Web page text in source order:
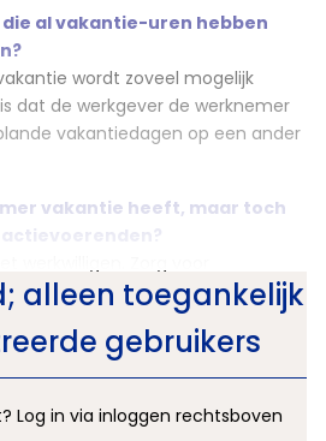
al vakantie-uren hebben
wordt zoveel mogelijk
dat de werkgever de werknemer
vakantiedagen op een ander
vakantie heeft, maar toch
sms en noteer in het dossier.
dat geval ingetrokken en
alleen toegankelijk
gebruikers
Log in via inloggen rechtsboven